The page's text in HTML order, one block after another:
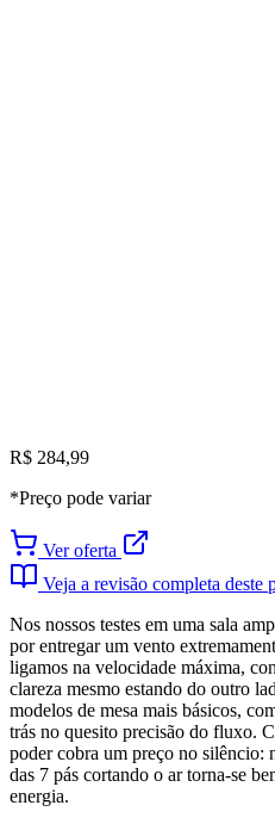
R$ 284,99
*Preço pode variar
Ver oferta
Veja a revisão completa deste
Nos nossos testes em uma sala
por entregar um vento
ligamos na velocidade máxima,
clareza mesmo estando do outro
modelos de mesa mais básicos,
trás no quesito precisão do fluxo.
poder cobra um preço no silêncio:
das 7 pás cortando o ar torna-se
energia.